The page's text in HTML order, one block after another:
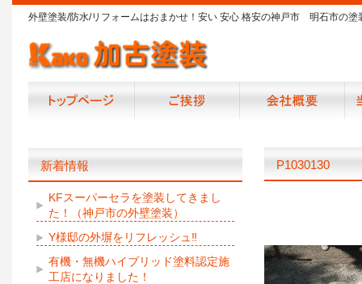
外壁塗装/防水/リフォームはおまかせ！安い 安心 格安の神戸市 明石市の塗
P1030130
新着情報
KFスーパーセラを塗装してきまし
た！（神戸市の外壁塗装）
Y様邸の外塀をリフレッシュ‼
有機・無機ハイブリッド塗料認定施
工店になりました！